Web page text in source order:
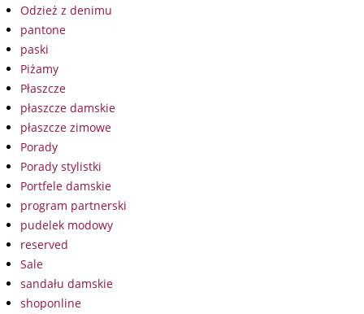
Odzież z denimu
pantone
paski
Piżamy
Płaszcze
płaszcze damskie
płaszcze zimowe
Porady
Porady stylistki
Portfele damskie
program partnerski
pudelek modowy
reserved
Sale
sandału damskie
shoponline